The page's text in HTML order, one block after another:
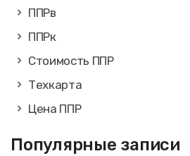
ППРв
ППРк
Стоимость ППР
Техкарта
Цена ППР
Популярные записи